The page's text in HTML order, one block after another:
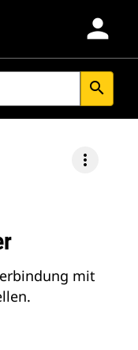
person
search
more_vert
mit